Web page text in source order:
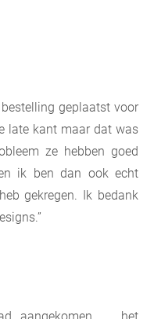
geplaatst voor
late kant maar dat was
ze hebben goed
ik ben dan ook echt
gekregen. Ik bedank